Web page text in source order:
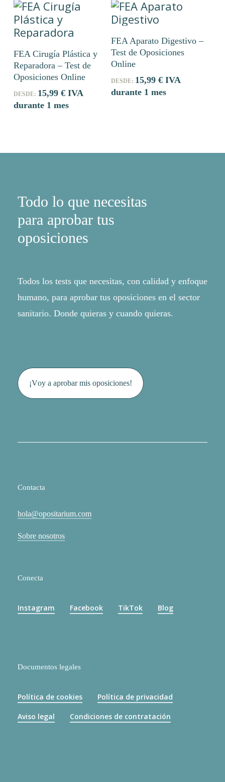
se
pueden
elegir
en
la
página
de
producto
se
pueden
elegir
en
la
página
de
producto
Seleccionar Opciones
producto
tiene
múltiples
variantes.
Las
pueden
página
de
producto
FEA Cirugía Plástica y
Reparadora – Test de
Oposiciones Online
DESDE: 15,99 € IVA
durante 1 mes
Seleccionar Opciones
producto
tiene
múltiples
variantes.
Las
elegir
de
producto
FEA Aparato Digestivo –
Test de Oposiciones
Online
DESDE: 15,99€ IVA
durante 1 mes
Todo lo que necesitas
para aprobar tus
oposiciones
Todos los tests que necesitas, con calidad y enfoque
humano, para aprobar tus oposiciones en el sector
sanitario. Donde quieras y cuando quieras.
¡Voy a aprobar mis oposiciones!
Contacta
hola@opositarium.com
Sobre nosotros
Conecta
Instagram Facebook TikTok Blog
Documentos legales
Política de cookies Política de privacidad
Aviso legal Condiciones de contratación